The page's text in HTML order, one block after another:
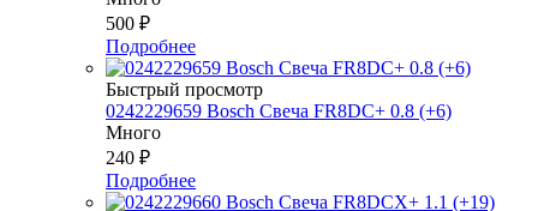
500 ₽
Подробнее
Быстрый просмотр
0242229659 Bosch Свеча FR8DC+ 0.8 (+6)
Много
240 ₽
Подробнее